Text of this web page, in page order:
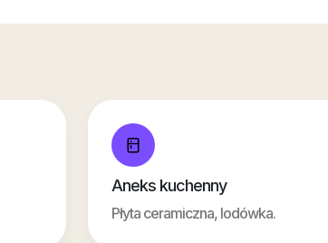
Aneks kuchenny
Płyta ceramiczna, lodówka.